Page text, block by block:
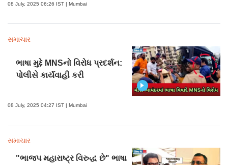
08 July, 2025 06:26 IST | Mumbai
સમાચાર
ભાષા મુદ્દે MNSનો વિરોધ પ્રદર્શન:
પોલીસે કાર્યવાહી કરી
08 July, 2025 04:27 IST | Mumbai
સમાચાર
"ભાજપ મહારાષ્ટ્ર વિરુદ્ધ છે" ભાષા